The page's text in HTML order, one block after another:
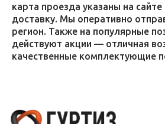
карта проезда указаны на
доставку. Мы оперативно
регион. Также на популярные
действуют акции — отличная
качественные комплектующие